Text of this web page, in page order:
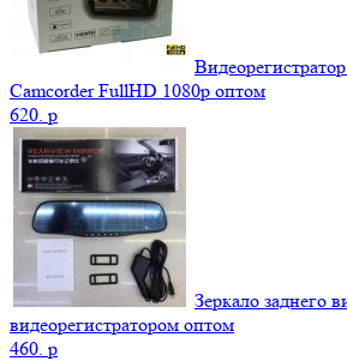
Camcorder FullHD 1080p оптом
620. p
Зеркало заднего
видеорегистратором оптом
460. p